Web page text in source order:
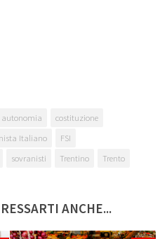
autonomia
costituzione
Italiano
FSI
sovranisti Trentino Trento
ANCHE...